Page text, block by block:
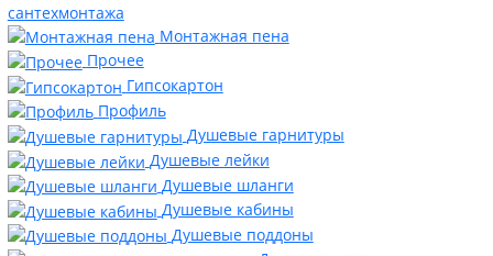
сантехмонтажа
Монтажная пена
Прочее
Гипсокартон
Профиль
Душевые гарнитуры
Душевые лейки
Душевые шланги
Душевые кабины
Душевые поддоны